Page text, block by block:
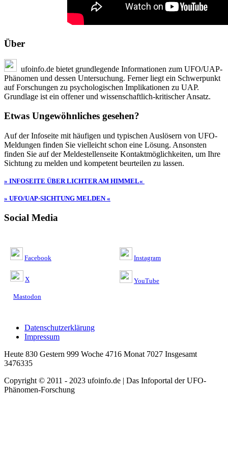
Über
ufoinfo.de bietet grundlegende Informationen zum UFO/UAP-
Phänomen und dessen Untersuchung. Ferner liegt ein Schwerpunkt
auf Forschungen zu psychologischen Implikationen zu UAP.
Grundlage ist ein offener und wissenschaftlich-kritischer Ansatz.
Etwas Ungewöhnliches gesehen?
Auf der Infoseite mit häufigen und typischen Auslösern von UFO-
Meldungen finden Sie vielleicht schon eine Lösung. Ansonsten
finden Sie auf der Meldestellenseite Kontaktmöglichkeiten, um Ihre
Sichtung zu melden und kompetent beurteilen zu lassen.
» INFOSEITE ÜBER LICHTER AM HIMMEL«
» UFO/UAP-SICHTUNG MELDEN «
Social Media
Facebook
X
Mastodon
Instagram
YouTube
Datenschutzerklärung
Impressum
Heute 830 Gestern 999 Woche 4716 Monat 7027 Insgesamt
3476335
Copyright © 2011 - 2023 ufoinfo.de | Das Infoportal der UFO-
Phänomen-Forschung